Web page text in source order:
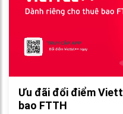
Ưu đãi đổi điểm
bao FTTH